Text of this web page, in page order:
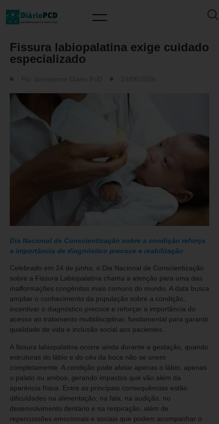
Fissura labiopalatina exige cuidado
especializado
Dia Nacional de Conscientização sobre a condição reforça
a importância de diagnóstico precoce e reabilitação
Celebrado em 24 de junho, o Dia Nacional de Conscientização
sobre a Fissura Labiopalatina chama a atenção para uma das
malformações congênitas mais comuns do mundo. A data busca
ampliar o conhecimento da população sobre a condição,
incentivar o diagnóstico precoce e reforçar a importância do
acesso ao tratamento multidisciplinar, fundamental para garantir
qualidade de vida e inclusão social aos pacientes.
A fissura labiopalatina ocorre ainda durante a gestação, quando
estruturas do lábio e do céu da boca não se unem
completamente. A condição pode afetar apenas o lábio, apenas
o palato ou ambos, gerando impactos que vão além da
aparência física. Entre as principais consequências estão
dificuldades na alimentação, na fala, na audição, no
desenvolvimento dentário e na respiração, além de
repercussões emocionais e sociais que podem acompanhar o